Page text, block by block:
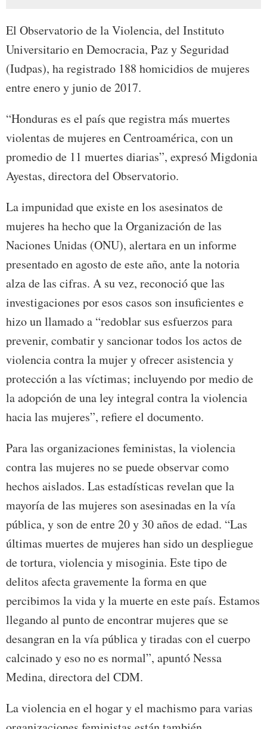
El Observatorio de la Violencia, del Instituto
Universitario en Democracia, Paz y Seguridad
(Iudpas), ha registrado 188 homicidios de mujeres
entre enero y junio de 2017.
“Honduras es el país que registra más muertes
violentas de mujeres en Centroamérica, con un
promedio de 11 muertes diarias”, expresó Migdonia
Ayestas, directora del Observatorio.
La impunidad que existe en los asesinatos de
mujeres ha hecho que la Organización de las
Naciones Unidas (ONU), alertara en un informe
presentado en agosto de este año, ante la notoria
alza de las cifras. A su vez, reconoció que las
investigaciones por esos casos son insuficientes e
hizo un llamado a “redoblar sus esfuerzos para
prevenir, combatir y sancionar todos los actos de
violencia contra la mujer y ofrecer asistencia y
protección a las víctimas; incluyendo por medio de
la adopción de una ley integral contra la violencia
hacia las mujeres”, refiere el documento.
Para las organizaciones feministas, la violencia
contra las mujeres no se puede observar como
hechos aislados. Las estadísticas revelan que la
mayoría de las mujeres son asesinadas en la vía
pública, y son de entre 20 y 30 años de edad. “Las
últimas muertes de mujeres han sido un despliegue
de tortura, violencia y misoginia. Este tipo de
delitos afecta gravemente la forma en que
percibimos la vida y la muerte en este país. Estamos
llegando al punto de encontrar mujeres que se
desangran en la vía pública y tiradas con el cuerpo
calcinado y eso no es normal”, apuntó Nessa
Medina, directora del CDM.
La violencia en el hogar y el machismo para varias